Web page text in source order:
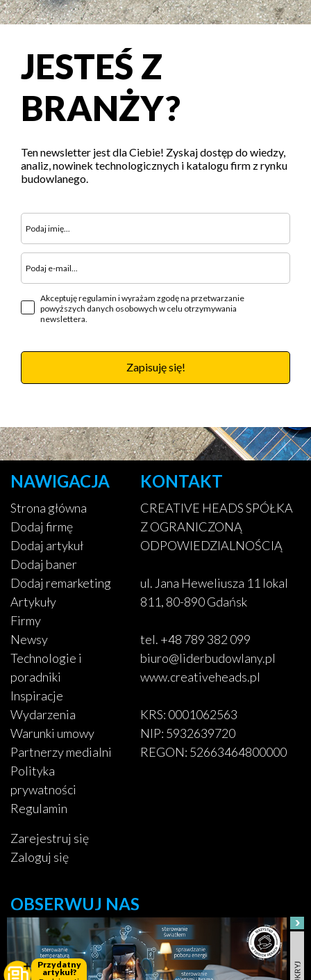
Przydatny
artykuł?
JESTEŚ Z
BRANŻY?
Ten newsletter jest dla Ciebie! Zyskaj dostęp do wiedzy,
analiz, nowinek technologicznych i katalogu firm z rynku
budowlanego.
Akceptuję regulamin i wyrażam zgodę na przetwarzanie
powyższych danych osobowych w celu otrzymywania
newslettera.
Zapisuję się!
NAWIGACJA
Strona główna
Dodaj firmę
Dodaj artykuł
Dodaj baner
Dodaj remarketing
Artykuły
Firmy
Newsy
Technologie i
poradniki
Inspiracje
Wydarzenia
Warunki umowy
Partnerzy medialni
Polityka
prywatności
Regulamin
Zarejestruj się
Zaloguj się
KONTAKT
CREATIVE HEADS SPÓŁKA
Z OGRANICZONĄ
ODPOWIEDZIALNOŚCIĄ
ul. Jana Heweliusza 11 lokal
811, 80-890 Gdańsk
tel. +48 789 382 099
biuro@liderbudowlany.pl
www.creativeheads.pl
KRS: 0001062563
NIP: 5932639720
REGON: 52663464800000
OBSERWUJ NAS
Facebook
Pinterest